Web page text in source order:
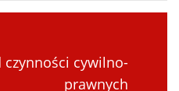
czynności cywilno-
prawnych